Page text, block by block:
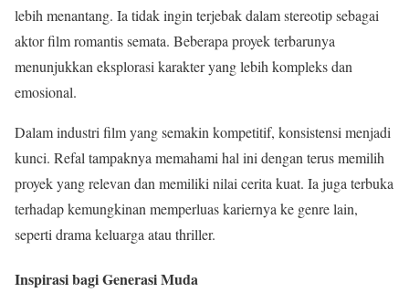
lebih menantang. Ia tidak ingin terjebak dalam stereotip sebagai
aktor film romantis semata. Beberapa proyek terbarunya
menunjukkan eksplorasi karakter yang lebih kompleks dan
emosional.
Dalam industri film yang semakin kompetitif, konsistensi menjadi
kunci. Refal tampaknya memahami hal ini dengan terus memilih
proyek yang relevan dan memiliki nilai cerita kuat. Ia juga terbuka
terhadap kemungkinan memperluas kariernya ke genre lain,
seperti drama keluarga atau thriller.
Inspirasi bagi Generasi Muda